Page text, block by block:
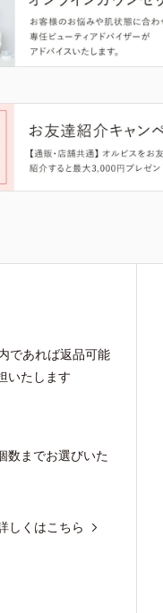
であれば返品可能
いたします
数までお選びいた
しくはこちら